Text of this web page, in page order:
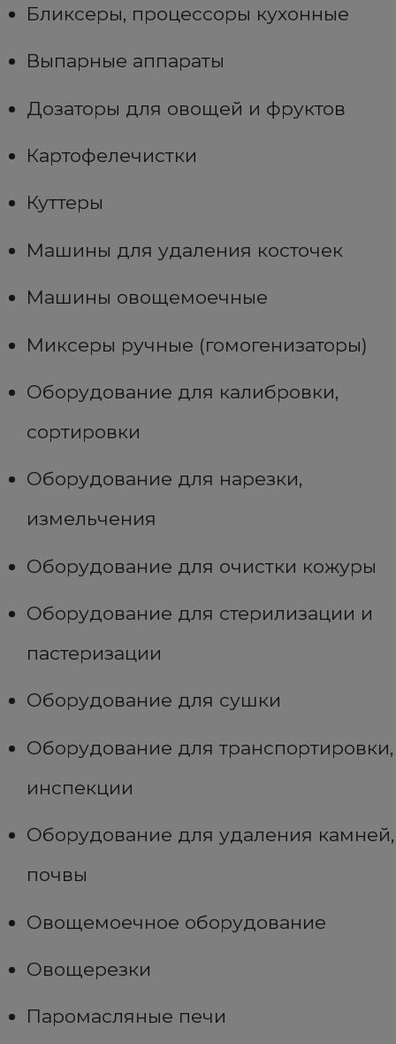
Бликсеры, процессоры кухонные
Выпарные аппараты
Дозаторы для овощей и фруктов
Картофелечистки
Куттеры
Машины для удаления косточек
Машины овощемоечные
Миксеры ручные (гомогенизаторы)
Оборудование для калибровки,
сортировки
Оборудование для нарезки,
измельчения
Оборудование для очистки кожуры
Оборудование для стерилизации и
пастеризации
Оборудование для сушки
Оборудование для транспортировки,
инспекции
Оборудование для удаления камней,
почвы
Овощемоечное оборудование
Овощерезки
Паромасляные печи